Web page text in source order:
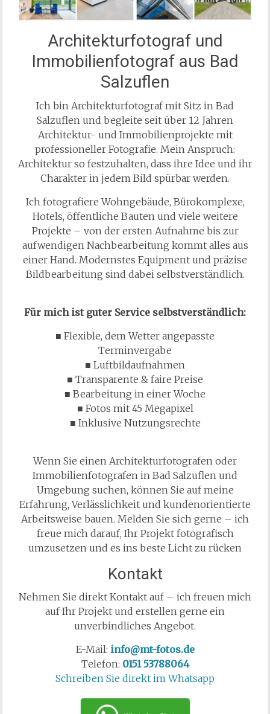
Architekturfotograf und
Immobilienfotograf aus Bad
Salzuflen
Ich bin Architekturfotograf mit Sitz in Bad
Salzuflen und begleite seit über 12 Jahren
Architektur- und Immobilienprojekte mit
professioneller Fotografie. Mein Anspruch:
Architektur so festzuhalten, dass ihre Idee und ihr
Charakter in jedem Bild spürbar werden.
Ich fotografiere Wohngebäude, Bürokomplexe,
Hotels, öffentliche Bauten und viele weitere
Projekte – von der ersten Aufnahme bis zur
aufwendigen Nachbearbeitung kommt alles aus
einer Hand. Modernstes Equipment und präzise
Bildbearbeitung sind dabei selbstverständlich.
Für mich ist guter Service selbstverständlich:
■ Flexible, dem Wetter angepasste
Terminvergabe
■ Luftbildaufnahmen
■ Transparente & faire Preise
■ Bearbeitung in einer Woche
■ Fotos mit 45 Megapixel
■ Inklusive Nutzungsrechte
Wenn Sie einen Architekturfotografen oder
Immobilienfotografen in Bad Salzuflen und
Umgebung suchen, können Sie auf meine
Erfahrung, Verlässlichkeit und kundenorientierte
Arbeitsweise bauen. Melden Sie sich gerne – ich
freue mich darauf, Ihr Projekt fotografisch
umzusetzen und es ins beste Licht zu rücken
Kontakt
Nehmen Sie direkt Kontakt auf – ich freuen mich
auf Ihr Projekt und erstellen gerne ein
unverbindliches Angebot.
E-Mail: info@mt-fotos.de
Telefon: 0151 53788064
Schreiben Sie direkt im Whatsapp